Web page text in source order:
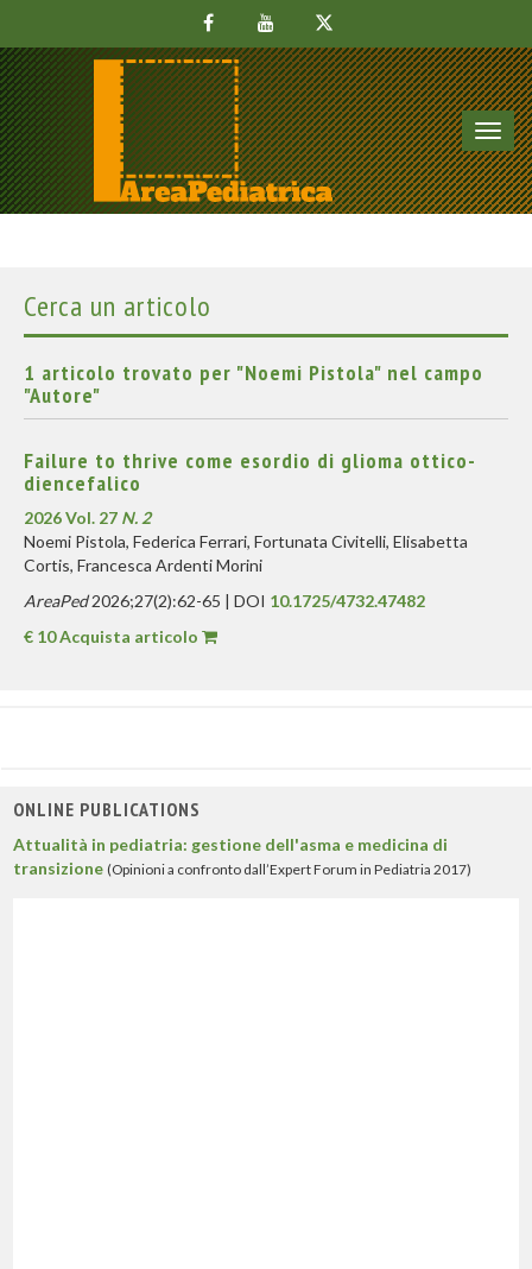
Cerca un articolo
1 articolo trovato per "Noemi Pistola" nel campo
"Autore"
Failure to thrive come esordio di glioma ottico-
diencefalico
2026 Vol. 27 N. 2
Noemi Pistola, Federica Ferrari, Fortunata Civitelli, Elisabetta
Cortis, Francesca Ardenti Morini
AreaPed2026;27(2):62-65 | DOI 10.1725/4732.47482
€ 10 Acquista articolo
ONLINE PUBLICATIONS
Attualità in pediatria: gestione dell'asma e medicina di
transizione (Opinioni a confronto dall’Expert Forum in Pediatria 2017)